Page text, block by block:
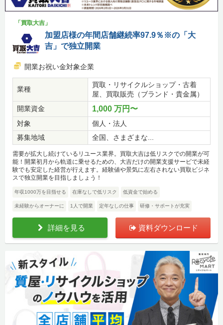
「買取大吉」
加盟店様の年間店舗継続率97.9％※の「大
吉」で独立開業
開業お祝い金対象企業
業種
買取・リサイクルショップ・古着
屋、買取販売（ブランド・貴金属）
開業資金
1,000 万円〜
対象
個人・法人
募集地域
全国、さまざまな...
需要が拡大し続けているリユース業界。買取大吉は低リスクでの開業が可
能！開業初月から軌道に乗せるための、大吉だけの開業支援サービで未経
験でも安定した経営が行えます。経験値や景気に左右されない買取ビジネ
スで独立開業を目指しましょう！
年収1000万を目指せる 在庫なしで低リスク 低資金で始める
未経験からオーナーに 1人で開業 定年なしの仕事 研修・サポートが充実
詳細を見る 資料ダウンロード